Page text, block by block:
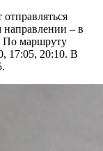
– в
По маршруту
17:05, 20:10. В